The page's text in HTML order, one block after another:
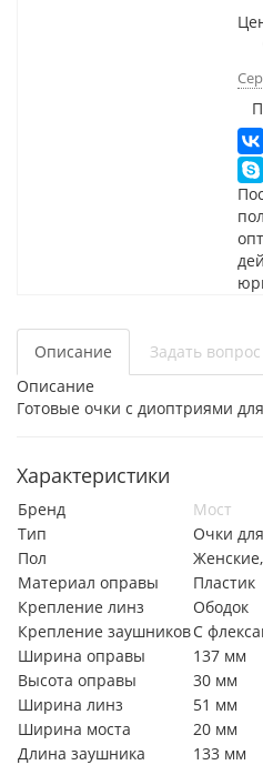
Описание
Задать вопрос
Описание
Готовые очки с диоптриями
Характеристики
Бренд
Мост
Тип
Очки
Пол
Материал оправы
Пластик
Крепление линз
Ободок
Крепление заушниковС
Ширина оправы
137 мм
Высота оправы
30 мм
Ширина линз
51 мм
Ширина моста
20 мм
Длина заушника
133 мм